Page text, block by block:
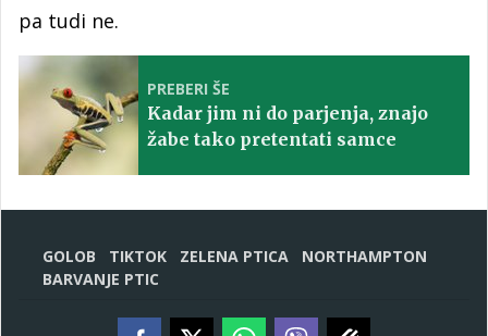
pa tudi ne.
PREBERI ŠE
Kadar jim ni do parjenja, znajo
žabe tako pretentati samce
GOLOB TIKTOK ZELENA PTICA
NORTHAMPTON
BARVANJE PTIC